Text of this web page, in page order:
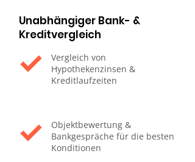
Unabhängiger Bank- &
Kreditvergleich
Vergleich von
Hypothekenzinsen &
Kreditlaufzeiten
Objektbewertung &
Bankgespräche für die besten
Konditionen